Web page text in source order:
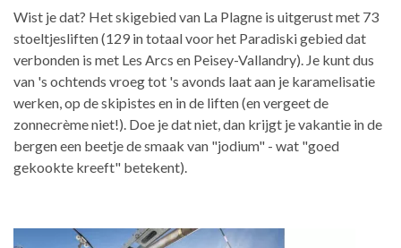
Wist je dat? Het skigebied van La Plagne is uitgerust met 73
stoeltjesliften (129 in totaal voor het Paradiski gebied dat
verbonden is met Les Arcs en Peisey-Vallandry). Je kunt dus
van 's ochtends vroeg tot 's avonds laat aan je karamelisatie
werken, op de skipistes en in de liften (en vergeet de
zonnecrème niet!). Doe je dat niet, dan krijgt je vakantie in de
bergen een beetje de smaak van "jodium" - wat "goed
gekookte kreeft" betekent).